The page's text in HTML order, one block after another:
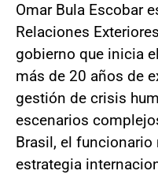
Omar Bula Escobar
Relaciones
gobierno que inicia
más de 20 años de
gestión de crisis
escenarios
Brasil, el
estrategia